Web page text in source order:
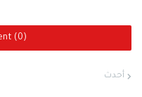
(0)
أحدث